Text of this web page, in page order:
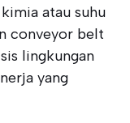
atau suhu
conveyor belt
lingkungan
yang